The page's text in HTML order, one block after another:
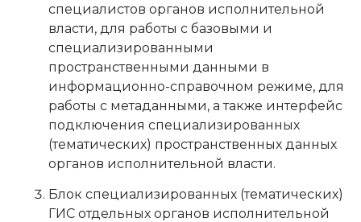
специалистов органов исполнительной
власти, для работы с базовыми и
специализированными
пространственными данными в
информационно-справочном режиме, для
работы с метаданными, а также интерфейс
подключения специализированных
(тематических) пространственных данных
органов исполнительной власти.
Блок специализированных (тематических)
ГИС отдельных органов исполнительной